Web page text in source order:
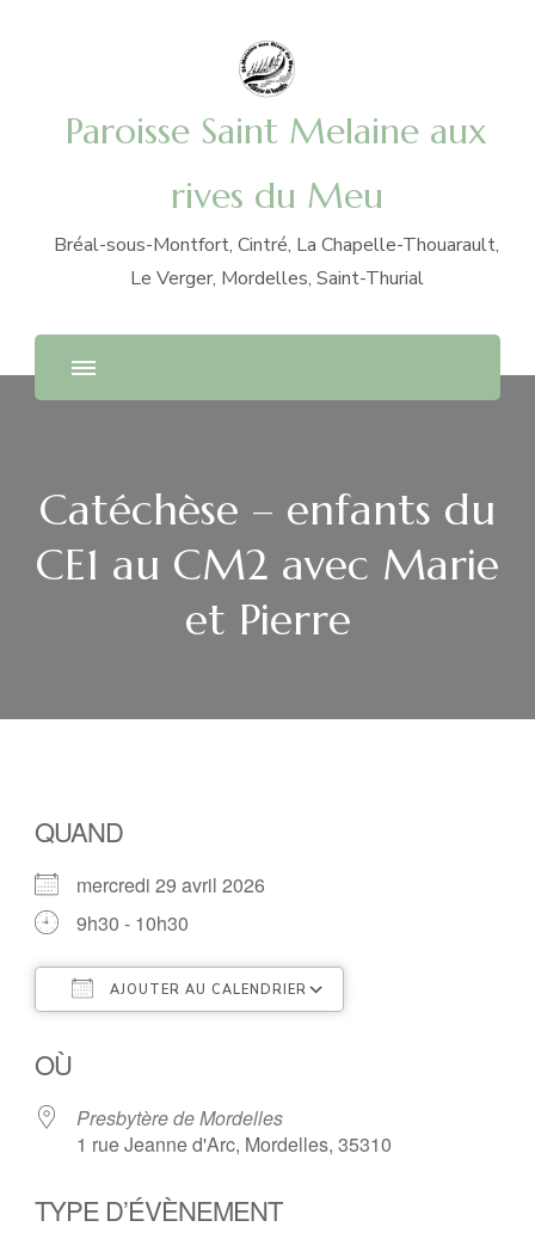
Paroisse Saint Melaine aux
rives du Meu
Bréal-sous-Montfort, Cintré, La Chapelle-Thouarault,
Le Verger, Mordelles, Saint-Thurial
Catéchèse – enfants du
CE1 au CM2 avec Marie
et Pierre
QUAND
mercredi 29 avril 2026
9h30 - 10h30
AJOUTER AU CALENDRIER
OÙ
Presbytère de Mordelles
1 rue Jeanne d'Arc, Mordelles, 35310
TYPE D’ÉVÈNEMENT